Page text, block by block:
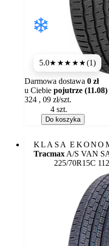
5.0★★★★★(1)
Dostępność:
Darmowa dostawa 0 zł
u Ciebie pojutrze (11.08)
324 , 09 zł/szt.
Do koszyka
KLASA
Tracmax A/S VAN
225/70R15C